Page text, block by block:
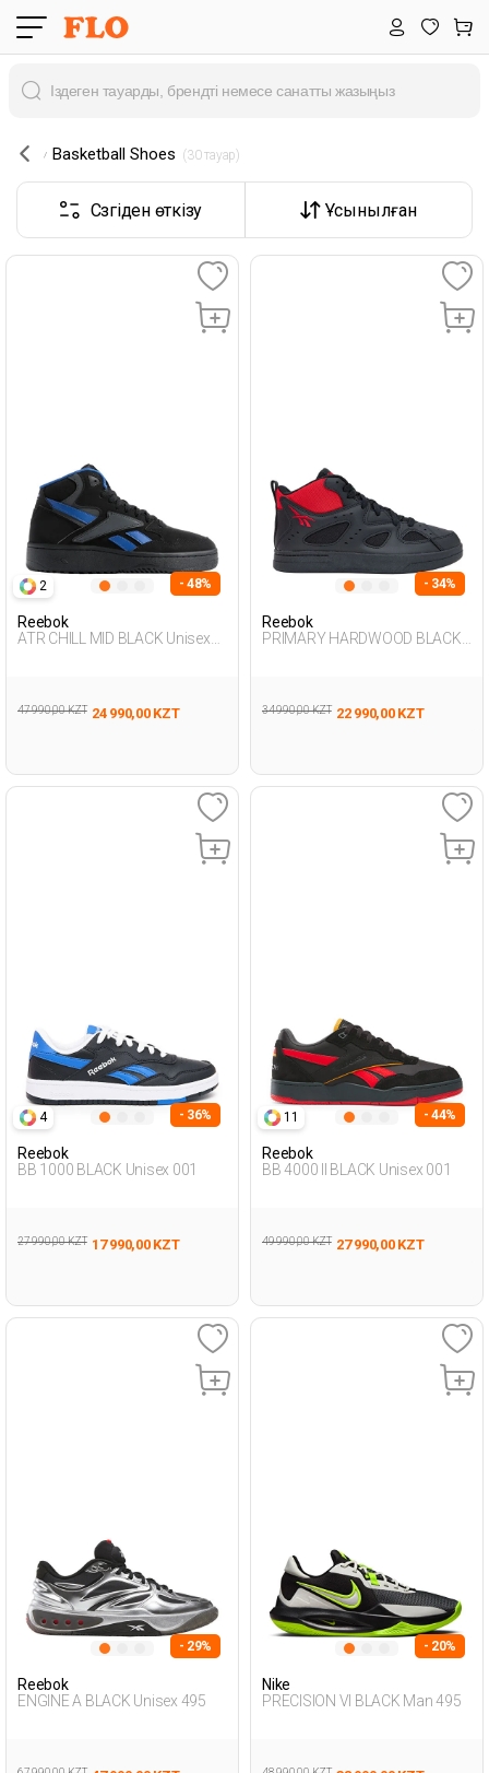
Basketball Shoes (30 тауар)
Сүзгіден өткізу Ұсынылған
2 - 48%
Reebok
ATR CHILL MID BLACK Unisex
47 990,00 KZT 24 990,00 KZT
- 34%
Reebok
PRIMARY HARDWOOD BLACK
34 990,00 KZT 22 990,00 KZT
4 - 36%
Reebok
BB 1000 BLACK Unisex 001
27 990,00 KZT 17 990,00 KZT
11 - 44%
Reebok
BB 4000 II BLACK Unisex 001
49 990,00 KZT 27 990,00 KZT
- 29%
Reebok
ENGINE A BLACK Unisex 495
- 20%
Nike
PRECISION VI BLACK Man 495